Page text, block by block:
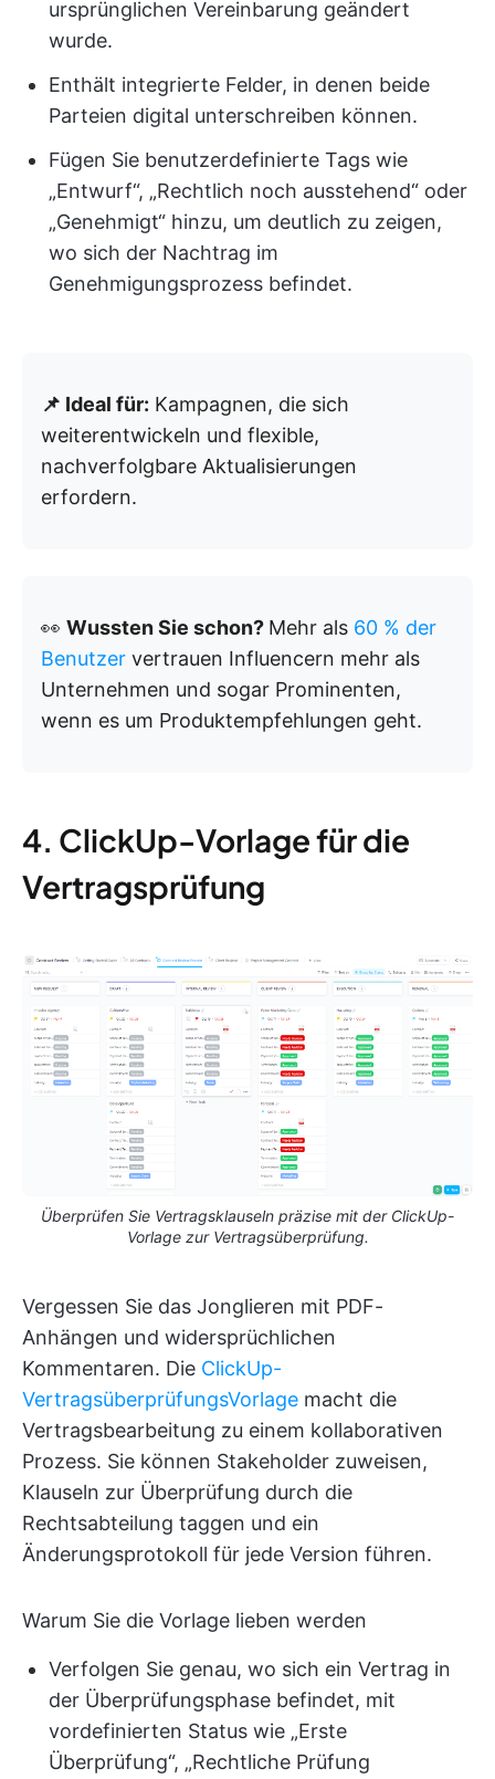
ursprünglichen Vereinbarung geändert
wurde.
Enthält integrierte Felder, in denen beide
Parteien digital unterschreiben können.
Fügen Sie benutzerdefinierte Tags wie
„Entwurf“, „Rechtlich noch ausstehend“ oder
„Genehmigt“ hinzu, um deutlich zu zeigen,
wo sich der Nachtrag im
Genehmigungsprozess befindet.
📌 Ideal für: Kampagnen, die sich
weiterentwickeln und flexible,
nachverfolgbare Aktualisierungen
erfordern.
👀 Wussten Sie schon? Mehr als 60 % der
Benutzer vertrauen Influencern mehr als
Unternehmen und sogar Prominenten,
wenn es um Produktempfehlungen geht.
4. ClickUp-Vorlage für die
Vertragsprüfung
Überprüfen Sie Vertragsklauseln präzise mit der ClickUp-
Vorlage zur Vertragsüberprüfung.
Vergessen Sie das Jonglieren mit PDF-
Anhängen und widersprüchlichen
Kommentaren. Die ClickUp-
VertragsüberprüfungsVorlage macht die
Vertragsbearbeitung zu einem kollaborativen
Prozess. Sie können Stakeholder zuweisen,
Klauseln zur Überprüfung durch die
Rechtsabteilung taggen und ein
Änderungsprotokoll für jede Version führen.
Warum Sie die Vorlage lieben werden
Verfolgen Sie genau, wo sich ein Vertrag in
der Überprüfungsphase befindet, mit
vordefinierten Status wie „Erste
Überprüfung“, „Rechtliche Prüfung